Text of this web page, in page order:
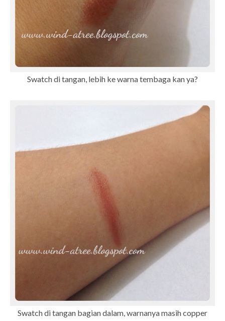
Swatch di tangan, lebih ke warna tembaga kan ya?
Swatch di tangan bagian dalam, warnanya masih copper